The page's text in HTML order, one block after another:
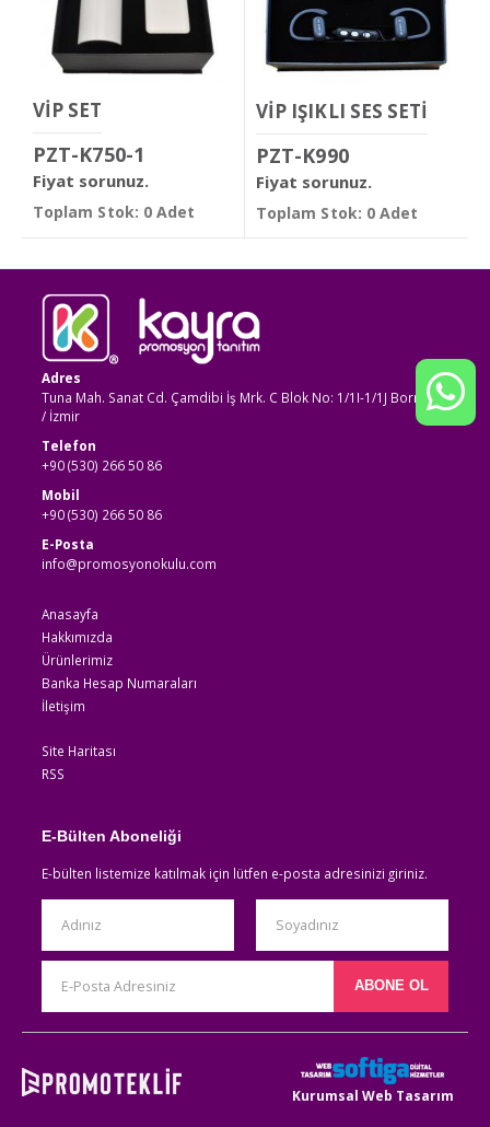
VİP SET
PZT-K750-1
Fiyat sorunuz.
Toplam Stok: 0 Adet
VİP IŞIKLI SES SETİ
PZT-K990
Fiyat sorunuz.
Toplam Stok: 0 Adet
Adres
Tuna Mah. Sanat Cd. Çamdibi İş Mrk. C Blok No: 1/1I-1/1J Bornova
/ İzmir
Telefon
+90 (530) 266 50 86
Mobil
+90 (530) 266 50 86
E-Posta
info@promosyonokulu.com
Anasayfa
Hakkımızda
Ürünlerimiz
Banka Hesap Numaraları
İletişim
Site Haritası
RSS
E-Bülten Aboneliği
E-bülten listemize katılmak için lütfen e-posta adresinizi giriniz.
Kurumsal Web Tasarım